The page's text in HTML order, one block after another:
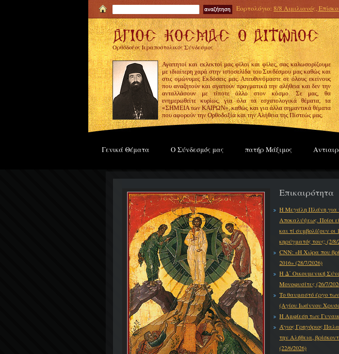
Εορτολόγιο: 8/8 Αιμιλιανός,
Ορθόδοξος Ιεραποστολικός Σύνδεσμος
Αγαπητοί και εκλεκτοί μας φίλοι και φίλες, σας καλωσορίζουμε
με ιδιαίτερη χαρά στην ιστοσελίδα του Συνδέσμου μας καθώς και
στις ομώνυμες Εκδόσεις μας. Απευθυνόμαστε σε όλους εκείνους
που αναζητούν και αγαπούν πραγματικά την αλήθεια και δεν την
ανταλλάσουν με τίποτε άλλο στον κόσμο. Σε μας, θα
ενημερωθείτε κυρίως, για όλα τα εσχατολογικά θέματα, τα
«ΣΗΜΕΙΑ των ΚΑΙΡΩΝ», καθώς και για άλλα σημαντικά θέματα
που αφορούν την Ορθοδοξία και την Αλήθεια της Πίστεώς μας.
Γενικά Θέματα Ο Σύνδεσμός μας πατήρ Μάξιμος
Επικαιρότητα
Η Μεγάλη Πλάνη για
Αποκαλύψεως. Ποίοι
και τί συμβολίζουν οι
κηρύγματός τους; (2/8/
CNN: «Η Χώρα που
2016» (28/7/2026)
Η Δ΄ Οικουμενική
Μονοφυσίτες (26/7/
Το θαυμαστό έργο
(Αγίου Ιωάννου
Η Αμφίεση των
Άγιος Γρηγόριος
την Αλήθεια,
(22/6/2026)